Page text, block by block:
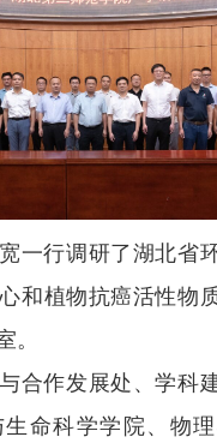
一行调研了湖北省
和植物抗癌活性物
。
合作发展处、学科
命科学学院、物